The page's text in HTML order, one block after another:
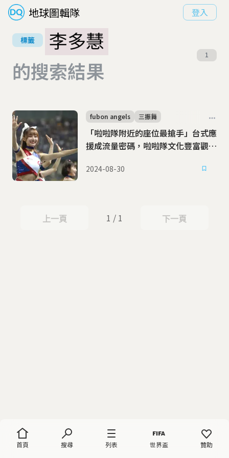
地球圖輯隊 登入
首頁 搜尋 列表 世界盃 贊助
標籤
李多慧
的搜索結果
1
「啦啦隊附近的座位最搶手」台式應
援成流量密碼，啦啦隊文化豐富觀賽
fubon angels 三振舞
2024-08-30
上一頁
上一頁 1 / 1 下一頁
下一頁